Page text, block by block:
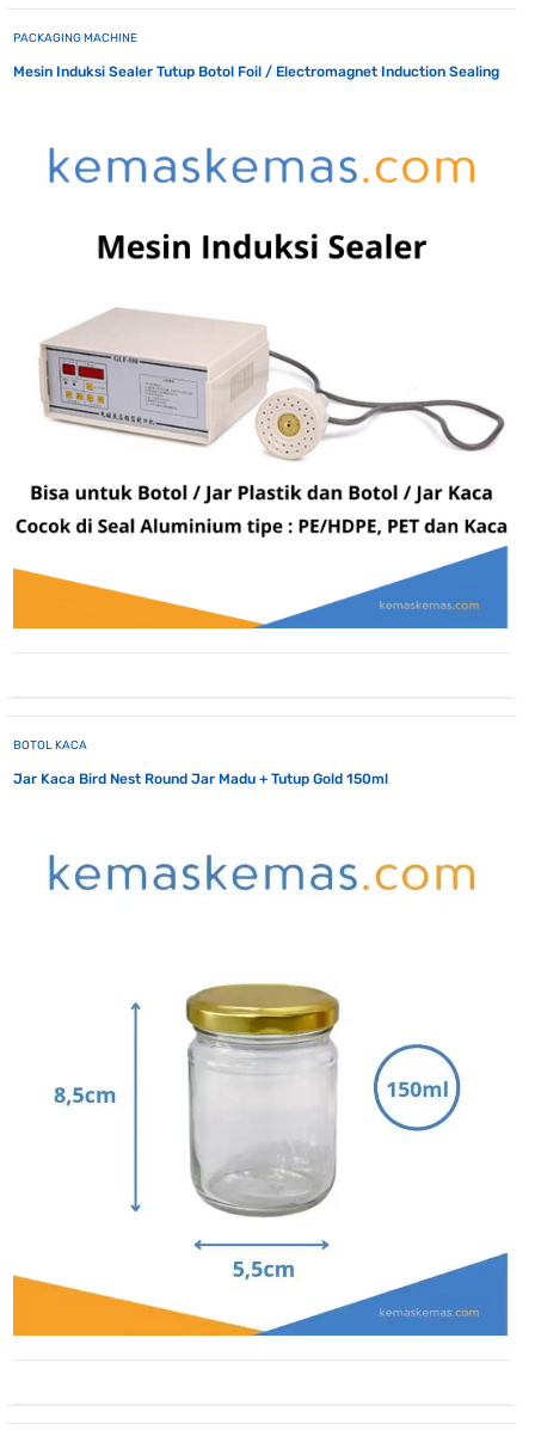
PACKAGING MACHINE
Mesin Induksi Sealer Tutup Botol Foil / Electromagnet Induction Sealing
BOTOL KACA
Jar Kaca Bird Nest Round Jar Madu + Tutup Gold 150ml